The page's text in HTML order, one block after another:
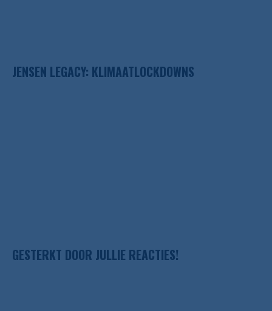
JENSEN LEGACY: KLIMAATLOCKDOWNS
GESTERKT DOOR JULLIE REACTIES!